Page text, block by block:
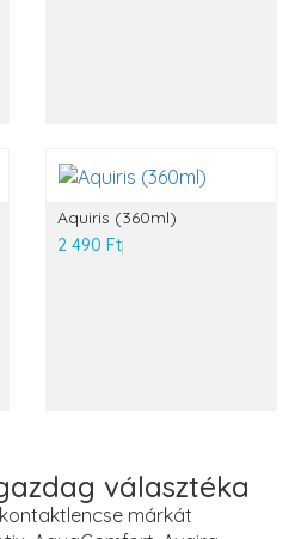
Aquiris (360ml)
2 490 Ft
választéka
márkát